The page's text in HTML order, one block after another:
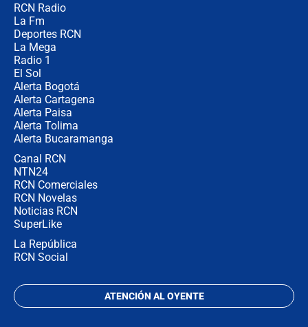
RCN Radio
La Fm
Deportes RCN
La Mega
Radio 1
El Sol
Alerta Bogotá
Alerta Cartagena
Alerta Paisa
Alerta Tolima
Alerta Bucaramanga
Canal RCN
NTN24
RCN Comerciales
RCN Novelas
Noticias RCN
SuperLike
La República
RCN Social
ATENCIÓN AL OYENTE